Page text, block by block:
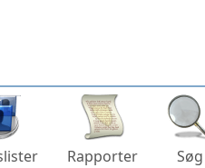
Rapporter Søg